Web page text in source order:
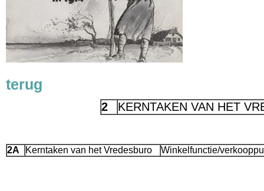
terug
2 KERNTAKEN VAN HET
2A Kerntaken van het Vredesburo Winkelfunctie/